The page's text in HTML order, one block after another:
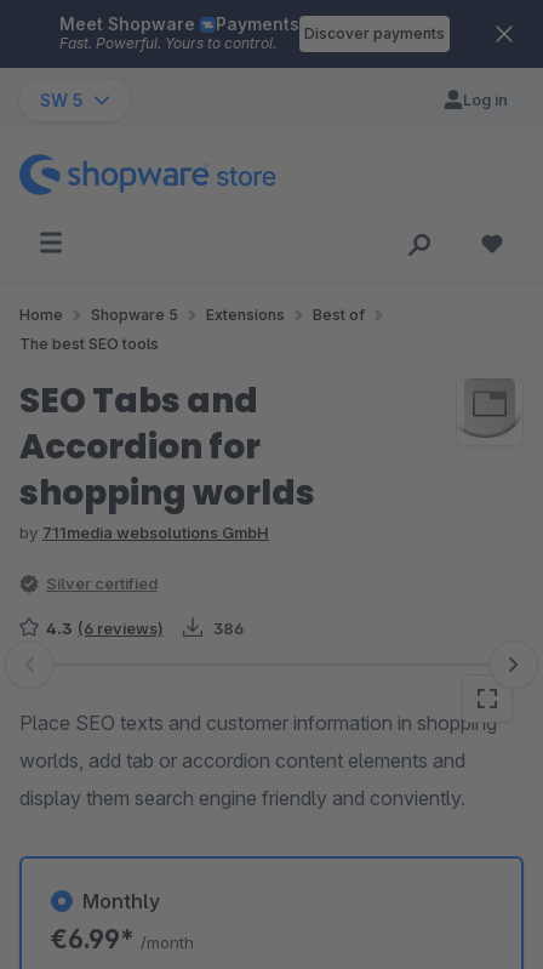
Skip to main content
Meet Shopware Payments
Fast. Powerful. Yours to control.
Discover payments
SW 5 Log in
Home Shopware 5 Extensions
Best of
The best SEO tools
SEO Tabs and
Accordion for
shopping worlds
by 711media websolutions GmbH
Silver certified
4.3 (6 reviews) 386
Skip image gallery
Place SEO texts and customer information in shopping
worlds, add tab or accordion content elements and
display them search engine friendly and conviently.
Monthly
€6.99* /month